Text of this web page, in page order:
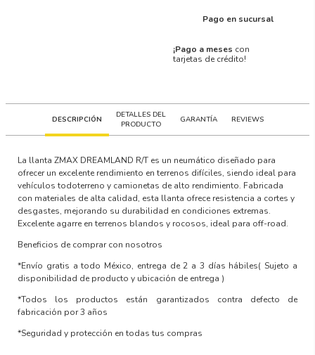
Pago en sucursal
¡Pago a meses con
tarjetas de crédito!
DESCRIPCIÓN
DETALLES DEL
PRODUCTO
GARANTÍA REVIEWS
La llanta ZMAX DREAMLAND R/T es un neumático diseñado para
ofrecer un excelente rendimiento en terrenos difíciles, siendo ideal para
vehículos todoterreno y camionetas de alto rendimiento. Fabricada
con materiales de alta calidad, esta llanta ofrece resistencia a cortes y
desgastes, mejorando su durabilidad en condiciones extremas.
Excelente agarre en terrenos blandos y rocosos, ideal para off-road.
Beneficios de comprar con nosotros
*Envío gratis a todo México, entrega de 2 a 3 días hábiles( Sujeto a
disponibilidad de producto y ubicación de entrega )
*Todos los productos están garantizados contra defecto de
fabricación por 3 años
*Seguridad y protección en todas tus compras